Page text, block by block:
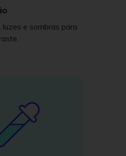
luzes e sombras para